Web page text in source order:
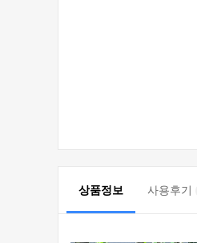
상품정보 사용후기